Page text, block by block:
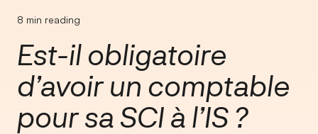
8 min reading
⁠Est-il obligatoire
d’avoir un comptable
pour sa SCI à l’IS ?